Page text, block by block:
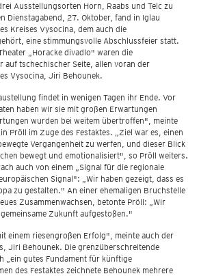
Ausstellungsorten Horn, Raabs und Telc zu
Dienstagabend, 27. Oktober, fand in Iglau
Kreises Vysocina, dem auch die
eine stimmungsvolle Abschlussfeier statt.
„Horacke divadlo" waren die
auf tschechischer Seite, allen voran der
Vysocina, Jiri Behounek.
findet in wenigen Tagen ihr Ende. Vor
haben wir sie mit großen Erwartungen
wurden bei weitem übertroffen", meinte
Pröll im Zuge des Festaktes. „Ziel war es, einen
Vergangenheit zu werfen, und dieser Blick
bewegt und emotionalisiert", so Pröll weiters.
auch von einem „Signal für die regionale
Signal": „Wir haben gezeigt, dass es
zu gestalten." An einer ehemaligen Bruchstelle
Zusammenwachsen, betonte Pröll: „Wir
Zukunft aufgestoßen."
einem riesengroßen Erfolg", meinte auch der
Jiri Behounek. Die grenzüberschreitende
„ein gutes Fundament für künftige
des Festaktes zeichnete Behounek mehrere